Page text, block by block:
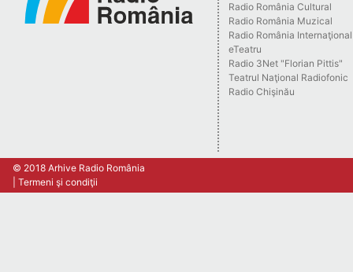
Radio România Cultural
Radio România Muzical
Radio România Internaţional
eTeatru
Radio 3Net "Florian Pittis"
Teatrul Naţional Radiofonic
Radio Chişinău
© 2018 Arhive Radio România
Termeni şi condiţii